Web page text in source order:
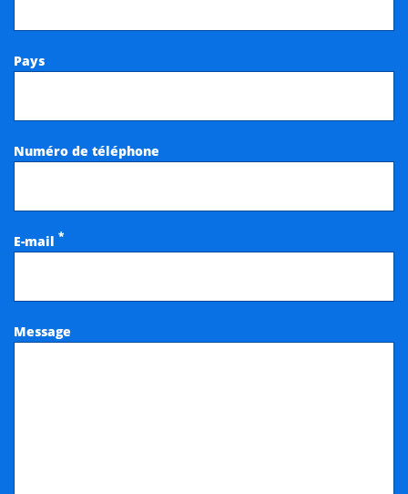
Pays
Numéro de téléphone
E-mail *
Message